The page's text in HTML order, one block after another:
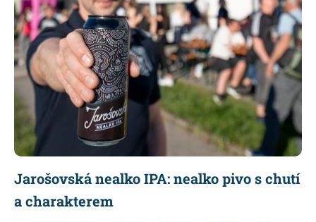
Jarošovská nealko IPA: nealko pivo s chutí
a charakterem